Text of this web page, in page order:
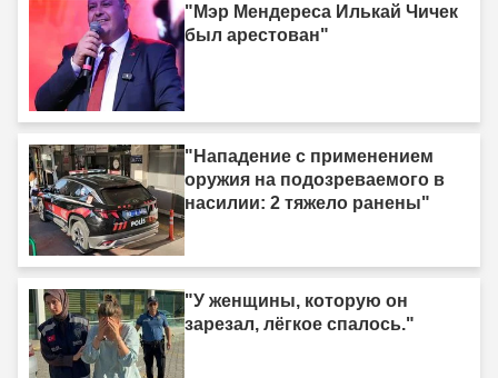
"Мэр Мендереса Илькай Чичек
был арестован"
"Нападение с применением
оружия на подозреваемого в
насилии: 2 тяжело ранены"
"У женщины, которую он
зарезал, лёгкое спалось."